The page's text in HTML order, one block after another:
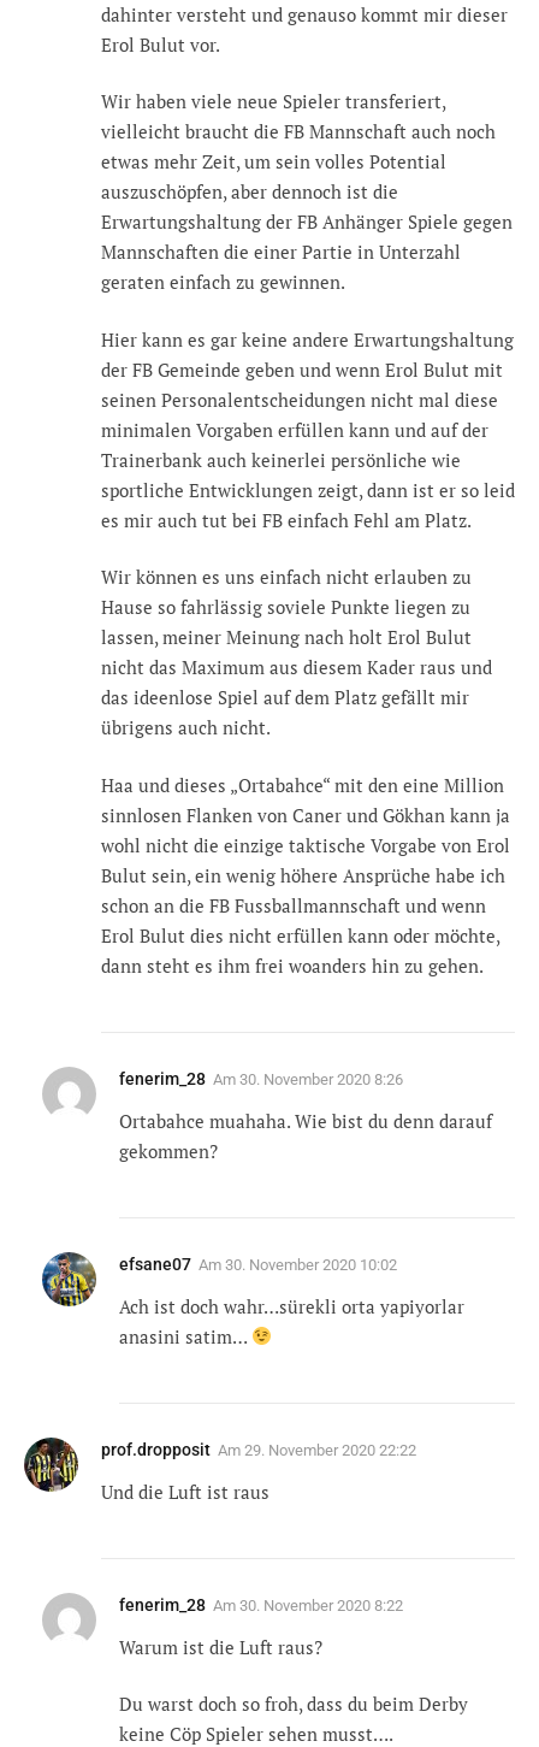
dahinter versteht und genauso kommt mir dieser
Erol Bulut vor.
Wir haben viele neue Spieler transferiert,
vielleicht braucht die FB Mannschaft auch noch
etwas mehr Zeit, um sein volles Potential
auszuschöpfen, aber dennoch ist die
Erwartungshaltung der FB Anhänger Spiele gegen
Mannschaften die einer Partie in Unterzahl
geraten einfach zu gewinnen.
Hier kann es gar keine andere Erwartungshaltung
der FB Gemeinde geben und wenn Erol Bulut mit
seinen Personalentscheidungen nicht mal diese
minimalen Vorgaben erfüllen kann und auf der
Trainerbank auch keinerlei persönliche wie
sportliche Entwicklungen zeigt, dann ist er so leid
es mir auch tut bei FB einfach Fehl am Platz.
Wir können es uns einfach nicht erlauben zu
Hause so fahrlässig soviele Punkte liegen zu
lassen, meiner Meinung nach holt Erol Bulut
nicht das Maximum aus diesem Kader raus und
das ideenlose Spiel auf dem Platz gefällt mir
übrigens auch nicht.
Haa und dieses „Ortabahce“ mit den eine Million
sinnlosen Flanken von Caner und Gökhan kann ja
wohl nicht die einzige taktische Vorgabe von Erol
Bulut sein, ein wenig höhere Ansprüche habe ich
schon an die FB Fussballmannschaft und wenn
Erol Bulut dies nicht erfüllen kann oder möchte,
dann steht es ihm frei woanders hin zu gehen.
fenerim_28 Am 30. November 2020 8:26
Ortabahce muahaha. Wie bist du denn darauf
gekommen?
efsane07 Am 30. November 2020 10:02
Ach ist doch wahr…sürekli orta yapiyorlar
anasini satim…
prof.dropposit Am 29. November 2020 22:22
Und die Luft ist raus
fenerim_28 Am 30. November 2020 8:22
Warum ist die Luft raus?
Du warst doch so froh, dass du beim Derby
keine Cöp Spieler sehen musst….